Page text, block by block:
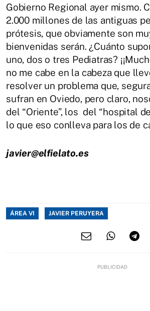
Gobierno Regional ayer mismo.
2.000 millones de las antiguas
prótesis, que obviamente son
bienvenidas serán. ¿Cuánto
uno, dos o tres Pediatras?
no me cabe en la cabeza que
resolver un problema que,
sufran en Oviedo, pero claro,
del “Oriente”, los del “hospital
lo que eso conlleva para los de
javier@elfielato.es
ÁREA VI JAVIER PERUYERA